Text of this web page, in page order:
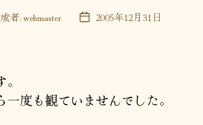
者:webmaster
投 2005年12月31日
度も観ていませんでした。